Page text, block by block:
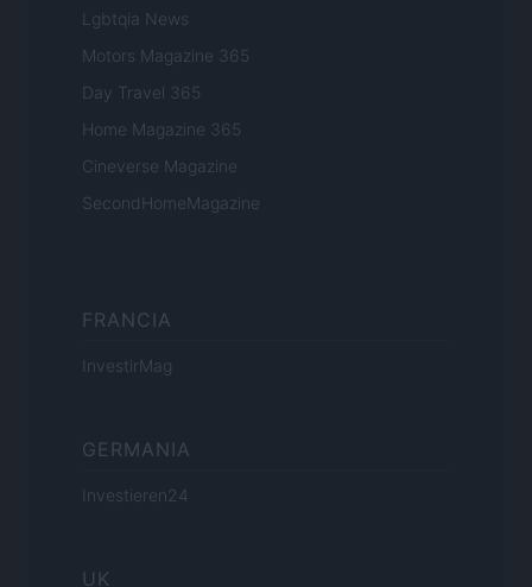
Lgbtqia News
Motors Magazine 365
Day Travel 365
Home Magazine 365
Cineverse Magazine
SecondHomeMagazine
FRANCIA
InvestirMag
GERMANIA
Investieren24
UK